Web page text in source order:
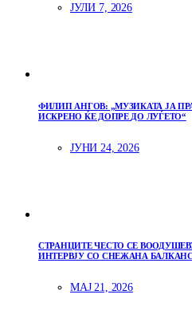
ЈУЛИ 7, 2026
ФИЛИП АНГОВ: „МУЗИКАТА ЈА
ИСКРЕНО ЌЕ ДОПРЕ ДО ЛУЃЕТО“
ЈУНИ 24, 2026
СТРАНЦИТЕ ЧЕСТО СЕ
ИНТЕРВЈУ СО СНЕЖАНА
МАЈ 21, 2026